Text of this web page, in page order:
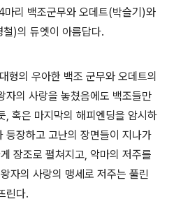
리 백조군무와 오데트(박슬기)와
)의 듀엣이 아름답다.
형의 우아한 백조 군무와 오데트의
자의 사랑을 놓쳤음에도 백조들만
, 혹은 마지막의 해피엔딩을 암시하
등장하고 고난의 장면들이 지나가
장조로 펼쳐지고, 악마의 저주를
자의 사랑의 맹세로 저주는 풀린
린다.